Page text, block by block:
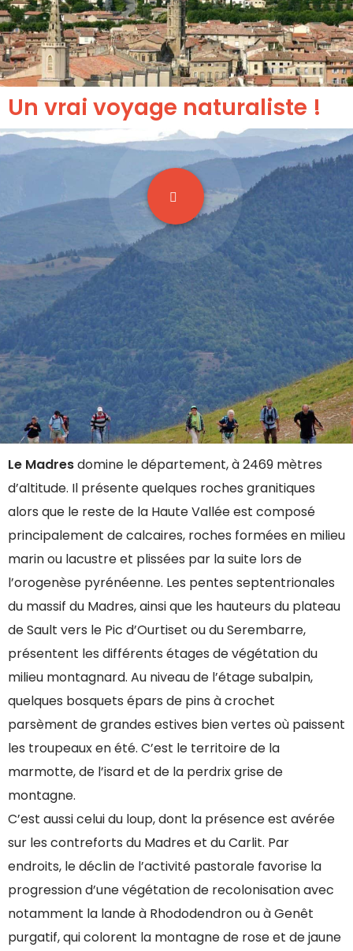
Un vrai voyage naturaliste !
Le Madresdomine le département, à 2469 mètres
d’altitude. Il présente quelques roches granitiques
alors que le reste de la Haute Vallée est composé
principalement de calcaires, roches formées en milieu
marin ou lacustre et plissées par la suite lors de
l’orogenèse pyrénéenne. Les pentes septentrionales
du massif du Madres, ainsi que les hauteurs du plateau
de Sault vers le Pic d’Ourtiset ou du Serembarre,
présentent les différents étages de végétation du
milieu montagnard. Au niveau de l’étage subalpin,
quelques bosquets épars de pins à crochet
parsèment de grandes estives bien vertes où paissent
les troupeaux en été. C’est le territoire de la
marmotte, de l’isard et de la perdrix grise de
montagne.
C’est aussi celui du loup, dont la présence est avérée
sur les contreforts du Madres et du Carlit. Par
endroits, le déclin de l’activité pastorale favorise la
progression d’une végétation de recolonisation avec
notamment la lande à Rhododendron ou à Genêt
purgatif, qui colorent la montagne de rose et de jaune